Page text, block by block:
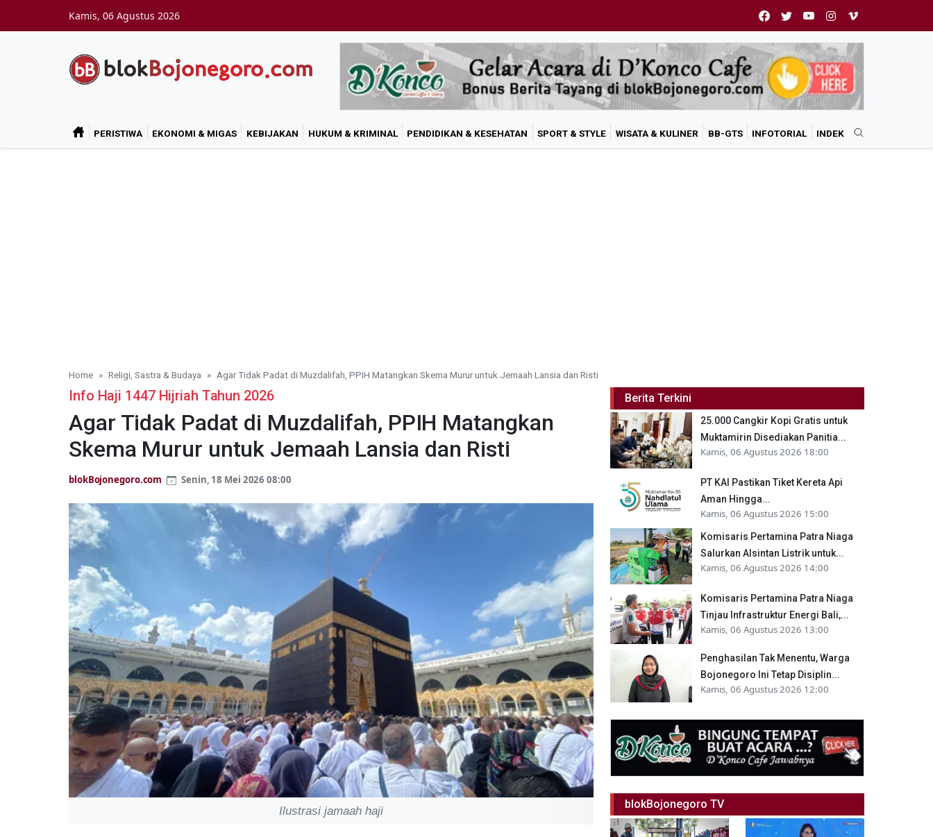
Kamis, 06 Agustus 2026
PERISTIWA EKONOMI & MIGAS KEBIJAKAN HUKUM & KRIMINAL PENDIDIKAN & KESEHATAN SPORT & STYLE WISATA & KULINER BB-GTS INFOTORIAL INDEK
Home Religi, Sastra & Budaya Agar Tidak Padat di Muzdalifah, PPIH Matangkan Skema Murur untuk Jemaah Lansia dan Risti
Info Haji 1447 Hijriah Tahun 2026
Agar Tidak Padat di Muzdalifah, PPIH Matangkan
Skema Murur untuk Jemaah Lansia dan Risti
blokBojonegoro.com Senin, 18 Mei 2026 08:00
Ilustrasi jamaah haji
Berita Terkini
25.000 Cangkir Kopi Gratis untuk
Muktamirin Disediakan Panitia...
Kamis, 06 Agustus 2026 18:00
PT KAI Pastikan Tiket Kereta Api
Aman Hingga...
Kamis, 06 Agustus 2026 15:00
Komisaris Pertamina Patra Niaga
Salurkan Alsintan Listrik untuk...
Kamis, 06 Agustus 2026 14:00
Komisaris Pertamina Patra Niaga
Tinjau Infrastruktur Energi Bali,...
Kamis, 06 Agustus 2026 13:00
Penghasilan Tak Menentu, Warga
Bojonegoro Ini Tetap Disiplin...
Kamis, 06 Agustus 2026 12:00
blokBojonegoro TV